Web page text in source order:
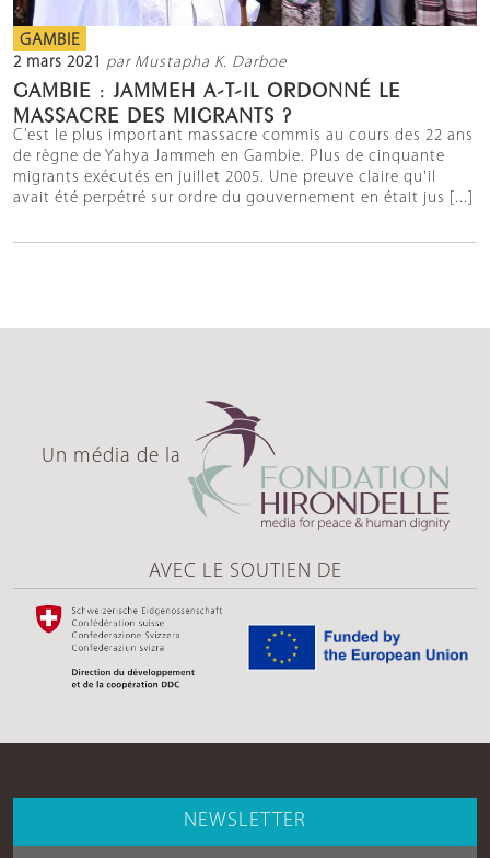
GAMBIE
2 mars 2021 par Mustapha K. Darboe
GAMBIE : JAMMEH A-T-IL ORDONNÉ LE
MASSACRE DES MIGRANTS ?
C’est le plus important massacre commis au cours des 22 ans
de règne de Yahya Jammeh en Gambie. Plus de cinquante
migrants exécutés en juillet 2005. Une preuve claire qu'il
avait été perpétré sur ordre du gouvernement en était jus [...]
Un média de la
AVEC LE SOUTIEN DE
NEWSLETTER